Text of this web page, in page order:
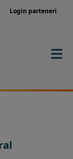
Login parteneri